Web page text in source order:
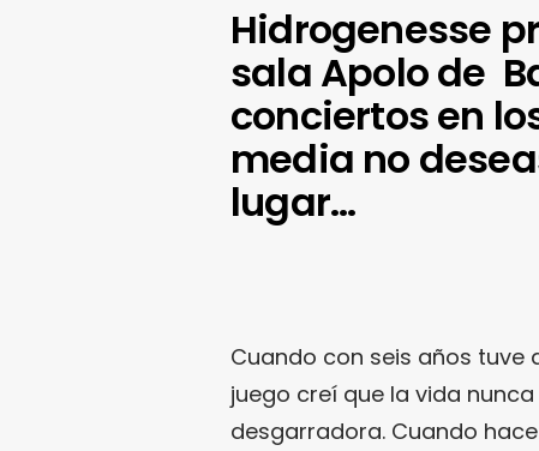
Hidrogenesse
sala Apolo de
conciertos en
media no
lugar…
Cuando con seis años tuve
juego creí que la vida
desgarradora. Cuando